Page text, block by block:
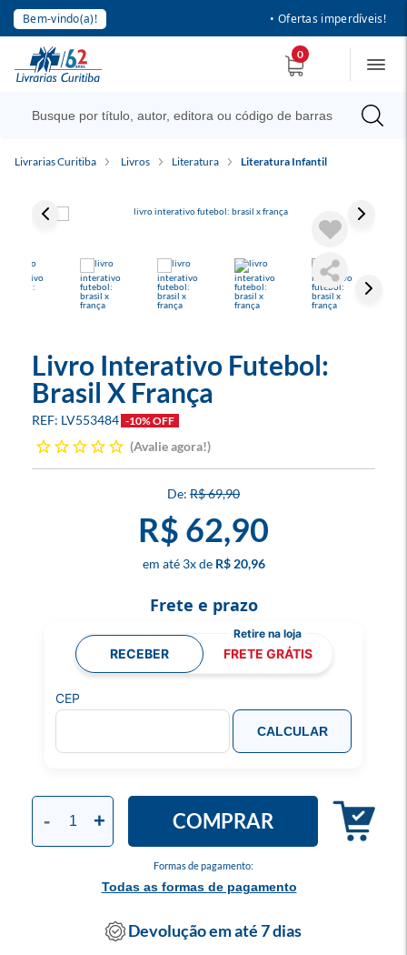
Bem-vindo(a)! • Ofertas imperdíveis!
0
Livrarias Curitiba Livros Literatura Literatura Infantil
Livro Interativo Futebol:
Brasil X França
LV553484 -10% OFF
Avalie agora!
R$ 69,90
R$ 62,90
3x R$ 20,96
Formas de pagamento:
Todas as formas de pagamento
- + COMPRAR
Frete e prazo
RECEBER FRETE GRÁTIS
CEP
CALCULAR
Devolução em até 7 dias